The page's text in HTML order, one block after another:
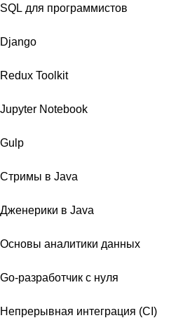
SQL для программистов
Django
Redux Toolkit
Jupyter Notebook
Gulp
Стримы в Java
Дженерики в Java
Основы аналитики данных
Go-разработчик с нуля
Непрерывная интеграция (CI)